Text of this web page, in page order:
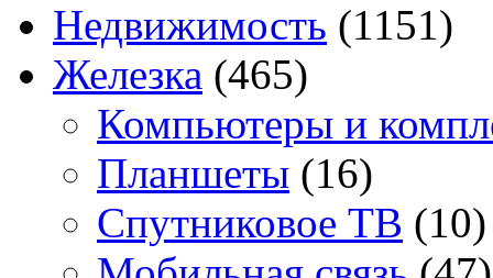
Недвижимость (1151)
Железка (465)
Компьютеры и
Планшеты (16)
Спутниковое ТВ (10)